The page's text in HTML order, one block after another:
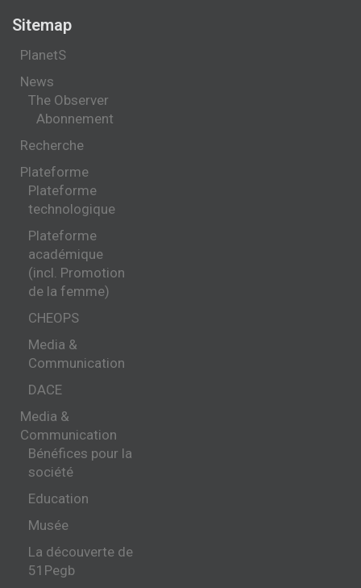
Sitemap
PlanetS
News
The Observer
Abonnement
Recherche
Plateforme
Plateforme
technologique
Plateforme
académique
(incl. Promotion
de la femme)
CHEOPS
Media &
Communication
DACE
Media &
Communication
Bénéfices pour la
société
Education
Musée
La découverte de
51Pegb